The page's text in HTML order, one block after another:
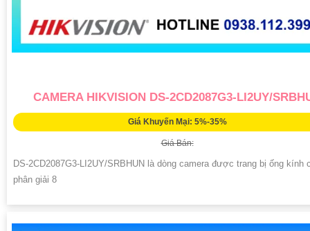
CAMERA HIKVISION DS-2CD2087G3-LI2UY/
Giá Khuyến Mại: 5%-35%
Giá Bán:
DS-2CD2087G3-LI2UY/SRBHUN là dòng camera được trang bị ống kính
phân giải 8